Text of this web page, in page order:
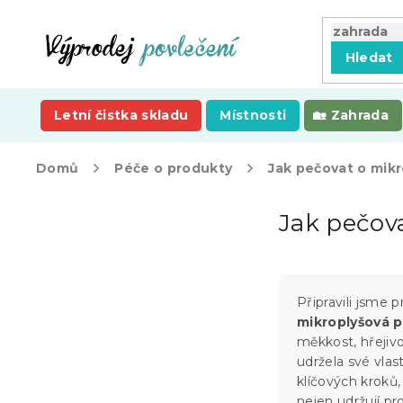
Hledat
Letní čistka skladu Místnosti Zahrada
Domů Péče o produkty Jak pečovat o
Jak
Připravili jsme
mikroplyšová
měkkost,
udržela své
klíčových